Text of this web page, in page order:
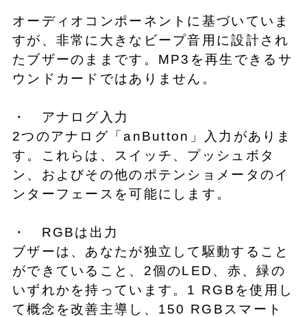
オーディオコンポーネントに基づいていま
すが、非常に大きなビープ音用に設計され
たブザーのままです。MP3を再生できるサ
ウンドカードではありません。
・ アナログ入力
2つのアナログ「anButton」入力がありま
す。これらは、スイッチ、プッシュボタ
ン、およびその他のポテンショメータのイ
ンターフェースを可能にします。
・ RGBは出力
ブザーは、あなたが独立して駆動すること
ができていること、2個のLED、赤、緑の
いずれかを持っています。1 RGBを使用し
て概念を改善主導し、150 RGBスマート